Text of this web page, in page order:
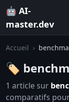
🤖 AI-
master.dev
Accueil ›
🏷️
1 article sur
comparatifs